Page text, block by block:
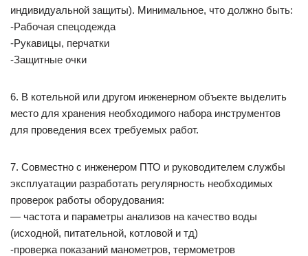
индивидуальной защиты). Минимальное, что должно быть:
-Рабочая спецодежда
-Рукавицы, перчатки
-Защитные очки
6. В котельной или другом инженерном объекте выделить
место для хранения необходимого набора инструментов
для проведения всех требуемых работ.
7. Совместно с инженером ПТО и руководителем службы
эксплуатации разработать регулярность необходимых
проверок работы оборудования:
— частота и параметры анализов на качество воды
(исходной, питательной, котловой и тд)
-проверка показаний манометров, термометров